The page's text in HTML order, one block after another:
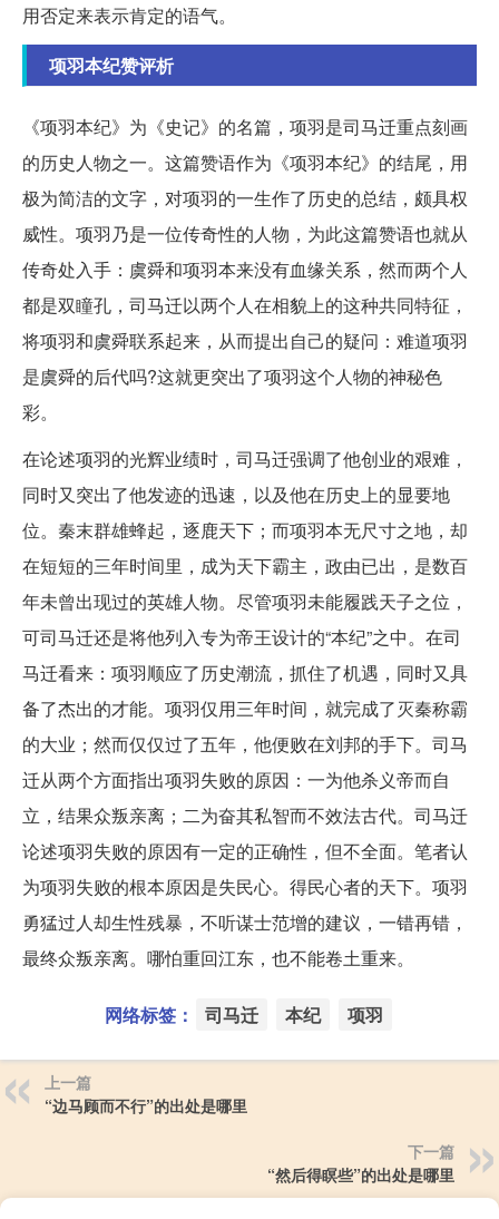
用否定来表示肯定的语气。
项羽本纪赞评析
《项羽本纪》为《史记》的名篇，项羽是司马迁重点刻画
的历史人物之一。这篇赞语作为《项羽本纪》的结尾，用
极为简洁的文字，对项羽的一生作了历史的总结，颇具权
威性。项羽乃是一位传奇性的人物，为此这篇赞语也就从
传奇处入手：虞舜和项羽本来没有血缘关系，然而两个人
都是双瞳孔，司马迁以两个人在相貌上的这种共同特征，
将项羽和虞舜联系起来，从而提出自己的疑问：难道项羽
是虞舜的后代吗?这就更突出了项羽这个人物的神秘色
彩。
在论述项羽的光辉业绩时，司马迁强调了他创业的艰难，
同时又突出了他发迹的迅速，以及他在历史上的显要地
位。秦末群雄蜂起，逐鹿天下；而项羽本无尺寸之地，却
在短短的三年时间里，成为天下霸主，政由已出，是数百
年未曾出现过的英雄人物。尽管项羽未能履践天子之位，
可司马迁还是将他列入专为帝王设计的“本纪”之中。在司
马迁看来：项羽顺应了历史潮流，抓住了机遇，同时又具
备了杰出的才能。项羽仅用三年时间，就完成了灭秦称霸
的大业；然而仅仅过了五年，他便败在刘邦的手下。司马
迁从两个方面指出项羽失败的原因：一为他杀义帝而自
立，结果众叛亲离；二为奋其私智而不效法古代。司马迁
论述项羽失败的原因有一定的正确性，但不全面。笔者认
为项羽失败的根本原因是失民心。得民心者的天下。项羽
勇猛过人却生性残暴，不听谋士范增的建议，一错再错，
最终众叛亲离。哪怕重回江东，也不能卷土重来。
网络标签： 司马迁 本纪 项羽
上一篇
“边马顾而不行”的出处是哪里
下一篇
“然后得瞑些”的出处是哪里